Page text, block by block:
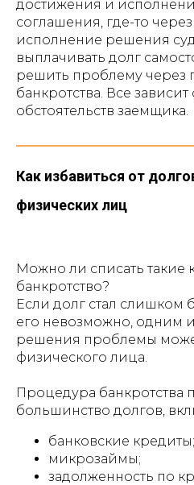
достижения и
соглашения, где-то
исполнение решения
выплачивать долг
решить проблему через
банкротства. Все
обстоятельств заемщика.
Как избавиться от
физических лиц
Можно ли списать такие
банкротство?
Если долг стал слишком
его невозможно, одним
решения проблемы
физического лица.
Процедура банкротства
большинство долгов,
банковские кредиты;
микрозаймы;
задолженность по